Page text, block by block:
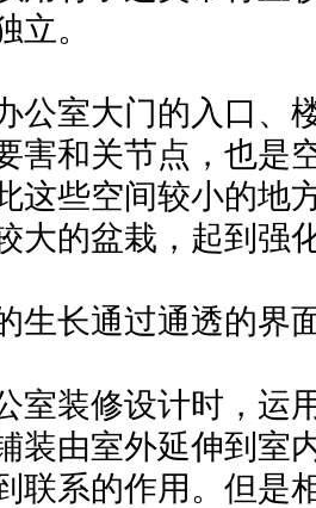
立。
公室大门的入口、
害和关节点，也是
这些空间较小的地
大的盆栽，起到强
生长通过通透的界
室装修设计时，
装由室外延伸到室
联系的作用。但是